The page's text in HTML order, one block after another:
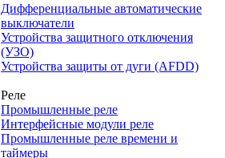
Дифференциальные автоматические
выключатели
Устройства защитного отключения
(УЗО)
Устройства защиты от дуги (AFDD)
Реле
Промышленные реле
Интерфейсные модули реле
Промышленные реле времени и
таймеры